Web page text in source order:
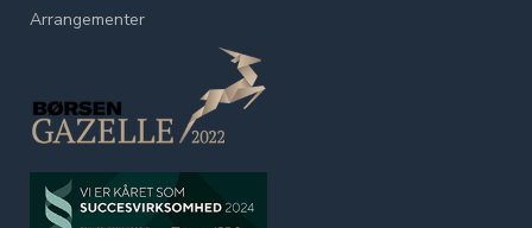
Arrangementer